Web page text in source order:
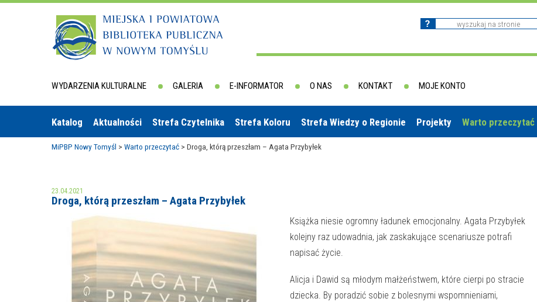
WYDARZENIA KULTURALNE GALERIA E-INFORMATOR O NAS KONTAKT MOJE KONTO
Katalog Aktualności Strefa Czytelnika Strefa Koloru Strefa Wiedzy o Regionie Projekty Warto przeczytać
MiPBP Nowy Tomyśl > Warto przeczytać > Droga, którą przeszłam – Agata Przybyłek
23.04.2021
Droga, którą przeszłam – Agata Przybyłek
Książka niesie ogromny ładunek emocjonalny. Agata Przybyłek
kolejny raz udowadnia, jak zaskakujące scenariusze potrafi
napisać życie.
Alicja i Dawid są młodym małżeństwem, które cierpi po stracie
dziecka. By poradzić sobie z bolesnymi wspomnieniami,